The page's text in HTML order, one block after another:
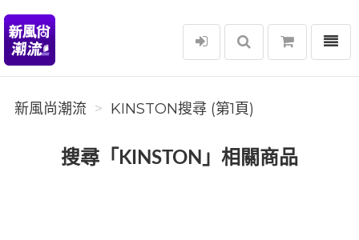
新風尚潮流
選單
新風尚潮流 KINSTON搜尋 (第1頁)
搜尋「KINSTON」相關商品